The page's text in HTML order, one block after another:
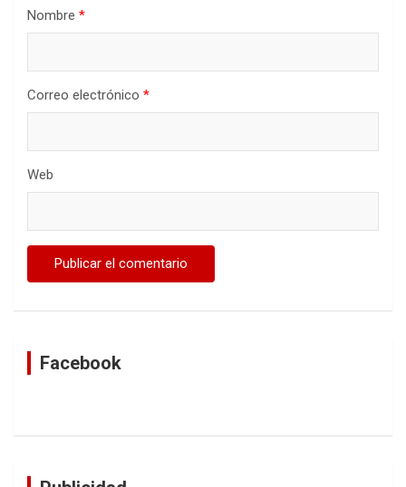
Nombre *
Correo electrónico *
Web
Facebook